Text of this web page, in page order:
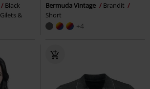
Black
Gilets &
Bermuda Vintage
Brandit
Short
+4